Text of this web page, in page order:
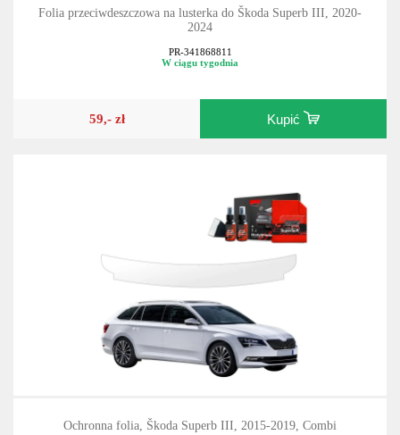
Folia przeciwdeszczowa na lusterka do Škoda Superb III, 2020-
2024
PR-341868811
W ciągu tygodnia
59,- zł Kupić
Ochronna folia, Škoda Superb III, 2015-2019, Combi